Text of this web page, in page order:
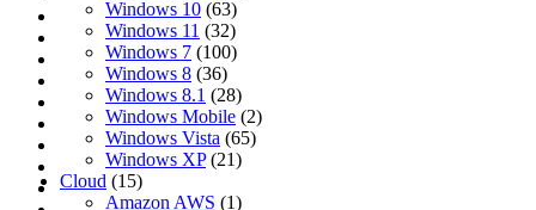
Windows 10 (63)
Windows 11 (32)
Windows 7 (100)
Windows 8 (36)
Windows 8.1 (28)
Windows Mobile (2)
Windows Vista (65)
Windows XP(21)
Cloud (15)
Amazon AWS (1)